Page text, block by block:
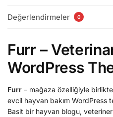
Değerlendirmeler 0
Furr –
WordPress
Furr – mağaza özelliğiyle
evcil hayvan bakım WordPress
Basit bir hayvan blogu,